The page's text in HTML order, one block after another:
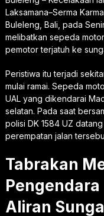
Laksamana–Serma
Buleleng, Bali, pada
melibatkan sepeda
pemotor terjatuh ke
Peristiwa itu terjadi
mulai ramai. Sepeda
UAL yang dikendarai
selatan. Pada saat
polisi DK 1584 UZ
perempatan jalan
Tabrakan
Aliran